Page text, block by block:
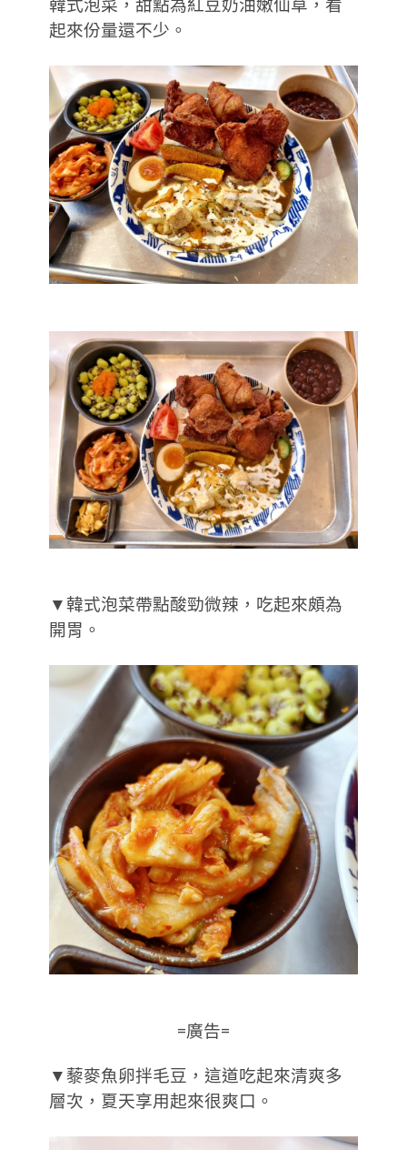
韓式泡菜，甜點為紅豆奶油嫩仙草，看
起來份量還不少。
▼韓式泡菜帶點酸勁微辣，吃起來頗為
開胃。
=廣告=
▼藜麥魚卵拌毛豆，這道吃起來清爽多
層次，夏天享用起來很爽口。